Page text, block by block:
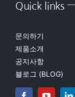
Quick links
문의하기
제품소개
공지사항
블로그 (BLOG)